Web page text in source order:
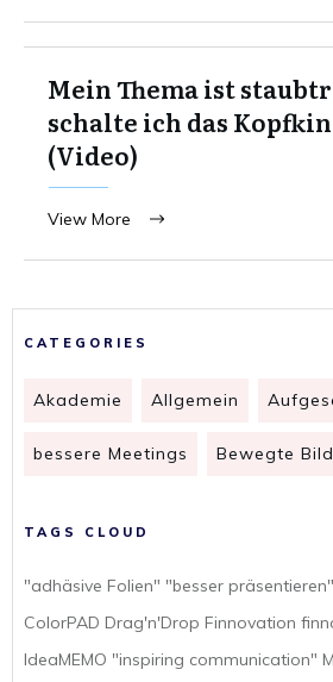
Mein Thema ist
schalte ich das
(Video)
View More
CATEGORIES
Akademie Allgemein
bessere Meetings Bewegte
TAGS CLOUD
"adhäsive Folien" "besser
ColorPAD Drag'n'Drop Finnovation
IdeaMEMO "inspiring communication"